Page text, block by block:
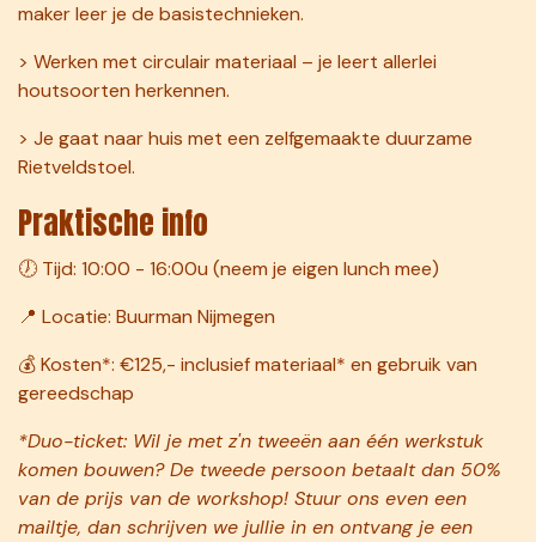
maker leer je de basistechnieken.
> Werken met circulair materiaal – je leert allerlei
houtsoorten herkennen.
> Je gaat naar huis met een zelfgemaakte duurzame
Rietveldstoel.
Praktische info
🕖 Tijd: 10:00 - 16:00u (neem je eigen lunch mee)
📍 Locatie: Buurman Nijmegen
💰 Kosten*: €125,- inclusief materiaal* en gebruik van
gereedschap
*Duo-ticket: Wil je met z'n tweeën aan één werkstuk
komen bouwen? De tweede persoon betaalt dan 50%
van de prijs van de workshop! Stuur ons even een
mailtje, dan schrijven we jullie in en ontvang je een